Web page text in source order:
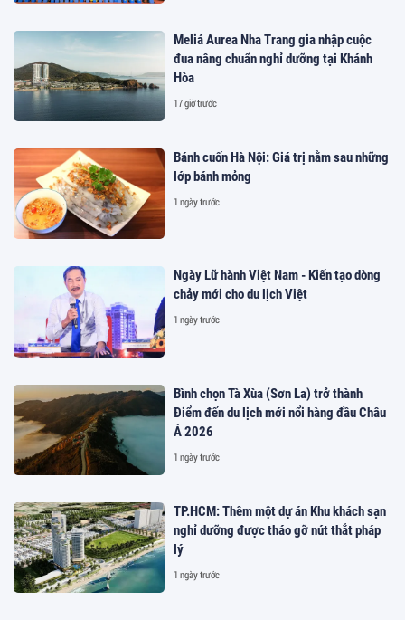
Meliá Aurea Nha Trang gia nhập cuộc
đua nâng chuẩn nghỉ dưỡng tại Khánh
Hòa
17 giờ trước
Bánh cuốn Hà Nội: Giá trị nằm sau những
lớp bánh mỏng
1 ngày trước
Ngày Lữ hành Việt Nam - Kiến tạo dòng
chảy mới cho du lịch Việt
1 ngày trước
Bình chọn Tà Xùa (Sơn La) trở thành
Điểm đến du lịch mới nổi hàng đầu Châu
Á 2026
1 ngày trước
TP.HCM: Thêm một dự án Khu khách sạn
nghỉ dưỡng được tháo gỡ nút thắt pháp
lý
1 ngày trước